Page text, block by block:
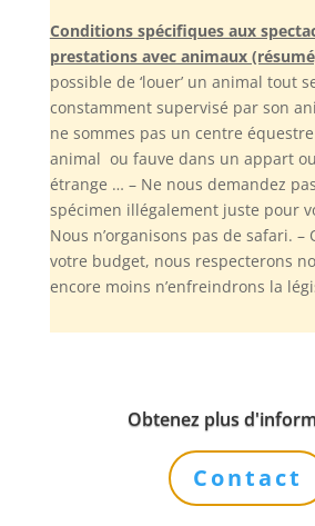
Conditions spécifiques aux
prestations avec animaux
possible de ‘louer’ un animal tout
constamment supervisé par son
ne sommes pas un centre
animal ou fauve dans un appart
étrange … – Ne nous demandez
spécimen illégalement juste pour
Nous n’organisons pas de safari. –
votre budget, nous respecterons
encore moins n’enfreindrons la
Obtenez plus
Contact